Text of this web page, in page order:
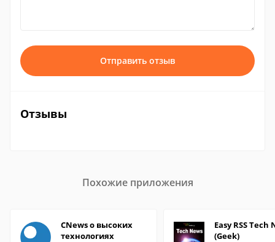
Отправить отзыв
Отзывы
Похожие приложения
CNews о высоких
технологиях
Easy RSS Tech
(Geek)